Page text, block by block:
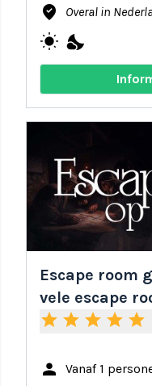
where_to_vote Overal in
wb_sunny nights_stay
Escape room
vele escape
star star star star star
person Vanaf 1